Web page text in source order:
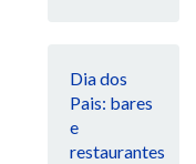
Dia dos
Pais: bares
e
restaurantes